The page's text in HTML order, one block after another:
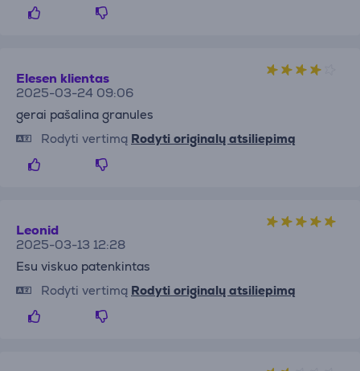
Elesen klientas
2025-03-24 09:06
gerai pašalina granules
Rodyti vertimą Rodyti originalų atsiliepimą
Leonid
2025-03-13 12:28
Esu viskuo patenkintas
Rodyti vertimą Rodyti originalų atsiliepimą